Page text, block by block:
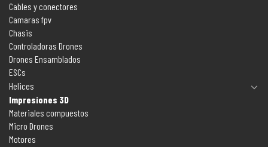
Cables y conectores
Camaras fpv
Chasis
Controladoras Drones
Drones Ensamblados
ESCs
Helices
Impresiones 3D
Materiales compuestos
Micro Drones
Motores